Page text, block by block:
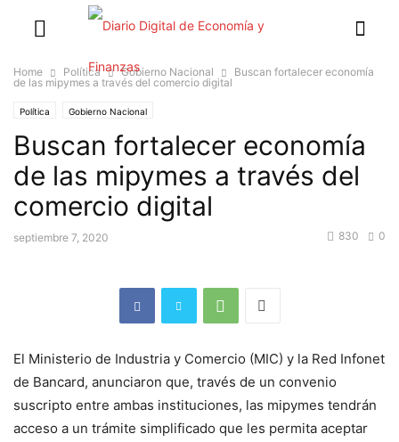
Home Política Gobierno Nacional
Buscan fortalecer economía
de las mipymes a través del comercio digital
Política Gobierno Nacional
Buscan fortalecer economía
de las mipymes a través del
comercio digital
septiembre 7, 2020 0
830
El Ministerio de Industria y Comercio (MIC) y la Red Infonet
de Bancard, anunciaron que, través de un convenio
suscripto entre ambas instituciones, las mipymes tendrán
acceso a un trámite simplificado que les permita aceptar